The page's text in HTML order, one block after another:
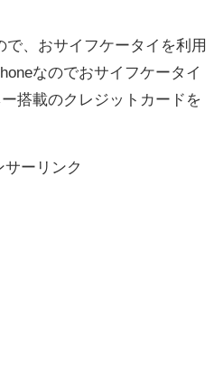
で、おサイフケータイを利用
なのでおサイフケータイ
搭載のクレジットカードを
サーリンク